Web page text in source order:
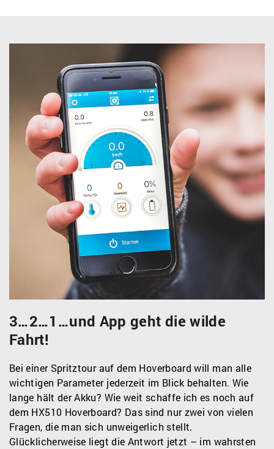
3…2…1…und App geht die wilde
Fahrt!
Bei einer Spritztour auf dem Hoverboard will man alle
wichtigen Parameter jederzeit im Blick behalten. Wie
lange hält der Akku? Wie weit schaffe ich es noch auf
dem HX510 Hoverboard? Das sind nur zwei von vielen
Fragen, die man sich unweigerlich stellt.
Glücklicherweise liegt die Antwort jetzt – im wahrsten